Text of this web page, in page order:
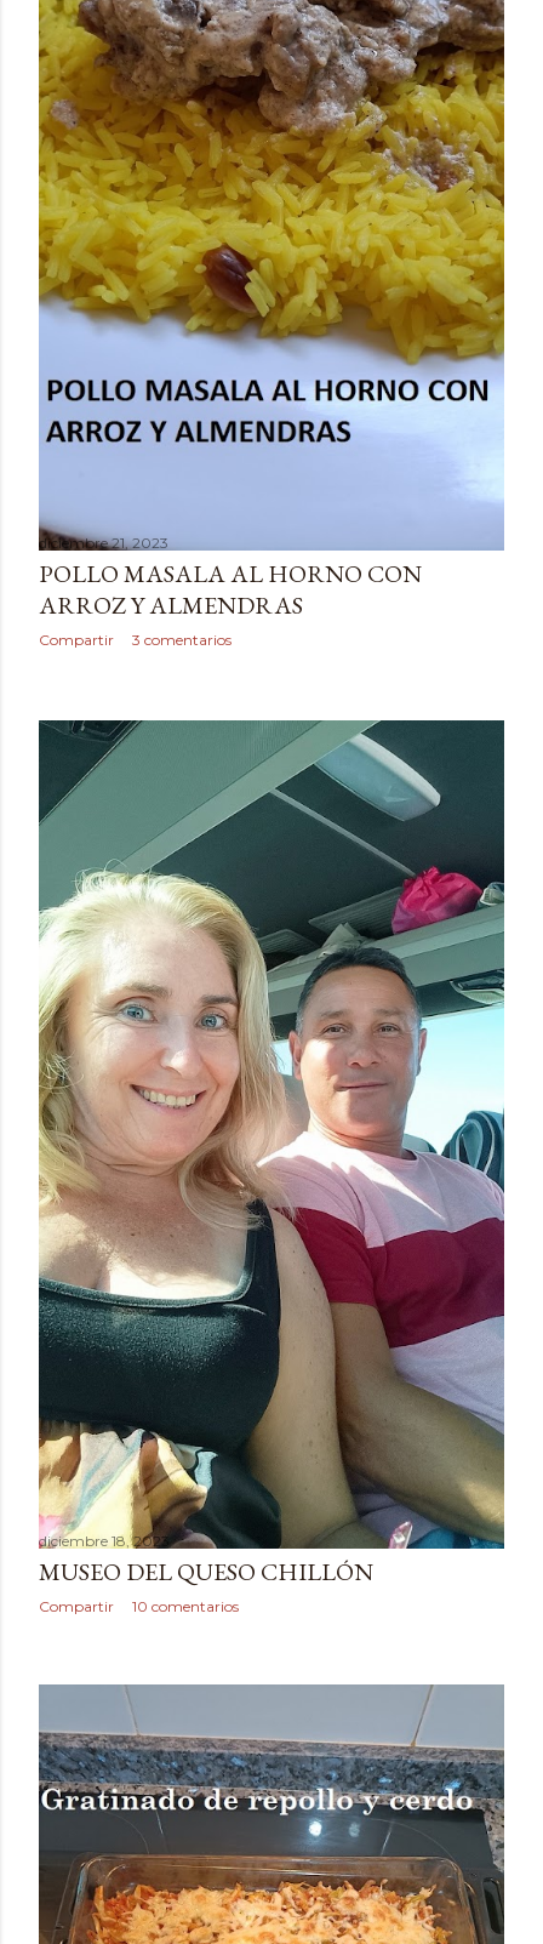
diciembre 21, 2023
POLLO MASALA AL HORNO CON
ARROZ Y ALMENDRAS
Compartir 3 comentarios
diciembre 18, 2023
MUSEO DEL QUESO CHILLÓN
Compartir 10 comentarios